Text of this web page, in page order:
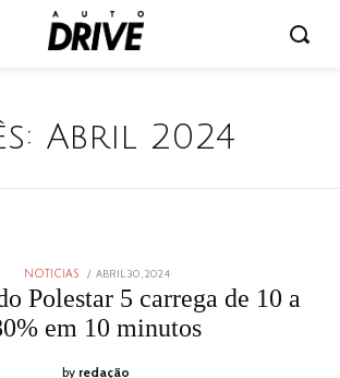
Abril 2024
NOTICIAS
POSTED
ABRIL 30, 2024
2024
Polestar 5 carrega de 10 a
em 10 minutos
by redação